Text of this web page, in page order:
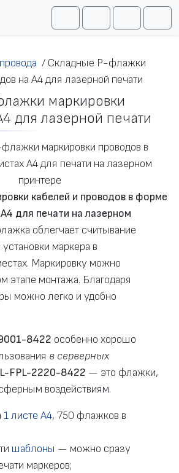
SearchAccountCart
/ Складные P-флажки
на А4 для лазерной печати
маркировки
для лазерной печати
кабелей и проводов в форме
для печати на лазерном
облегчает считывание
маркера в
Маркировку можно
этапе монтажа. Благодаря
можно легко и удобно
8422 особенно хорошо
в серверных
FPL-2220-8422 — это флажки,
воздействиям.
1 листе A4, 750 флажков в
шаблоны — можно сразу
маркеров;